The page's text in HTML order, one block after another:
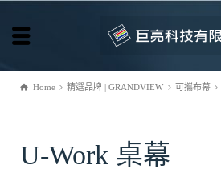
Home 精選品牌 | GRANDVIEW 可攜布幕
U-Work 桌幕